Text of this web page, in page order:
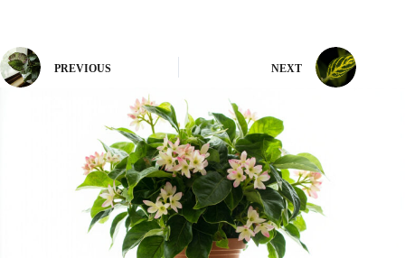
PREVIOUS NEXT